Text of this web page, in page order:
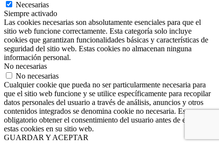
Necesarias
Siempre activado
Las cookies necesarias son absolutamente esenciales para que el
sitio web funcione correctamente. Esta categoría solo incluye
cookies que garantizan funcionalidades básicas y características de
seguridad del sitio web. Estas cookies no almacenan ninguna
información personal.
No necesarias
No necesarias
Cualquier cookie que pueda no ser particularmente necesaria para
que el sitio web funcione y se utilice específicamente para recopilar
datos personales del usuario a través de análisis, anuncios y otros
contenidos integrados se denomina cookie no necesaria. Es
obligatorio obtener el consentimiento del usuario antes de ejecutar
estas cookies en su sitio web.
GUARDAR Y ACEPTAR